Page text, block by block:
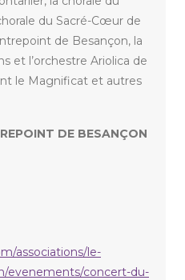
du Sacré-Cœur de
de Besançon, la
et l’orchestre Ariolica de
le Magnificat et autres
DE BESANÇON
associations/le-
evenements/concert-du-